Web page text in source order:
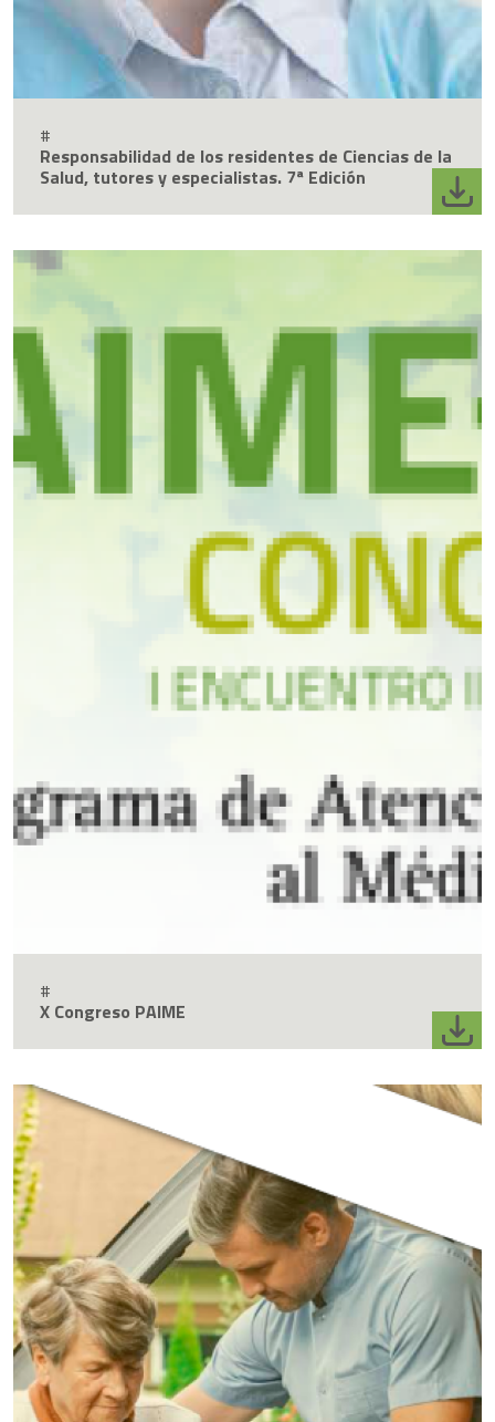
#
Responsabilidad de los residentes de Ciencias de la
Salud, tutores y especialistas. 7ª Edición
#
X Congreso PAIME